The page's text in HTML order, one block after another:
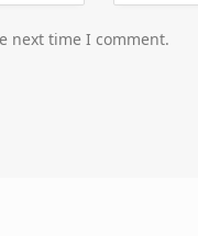
next time I comment.